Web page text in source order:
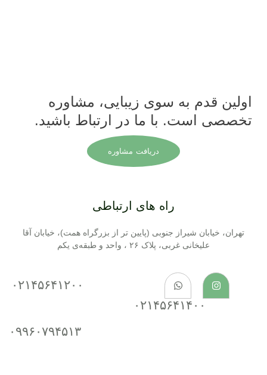
اولین قدم به سوی زیبایی، مشاوره
تخصصی است. با ما در ارتباط باشید.
دریافت مشاوره
راه های ارتباطی
تهران، خیابان شیراز جنوبی (پایین تر از بزرگراه همت)، خیابان آقا
علیخانی غربی، پلاک ۲۶ ، واحد و طبقه‌ی یکم
۰۲۱۴۵۶۴۱۲۰۰
۰۲۱۴۵۶۴۱۴۰۰
۰۹۹۶۰۷۹۴۵۱۳